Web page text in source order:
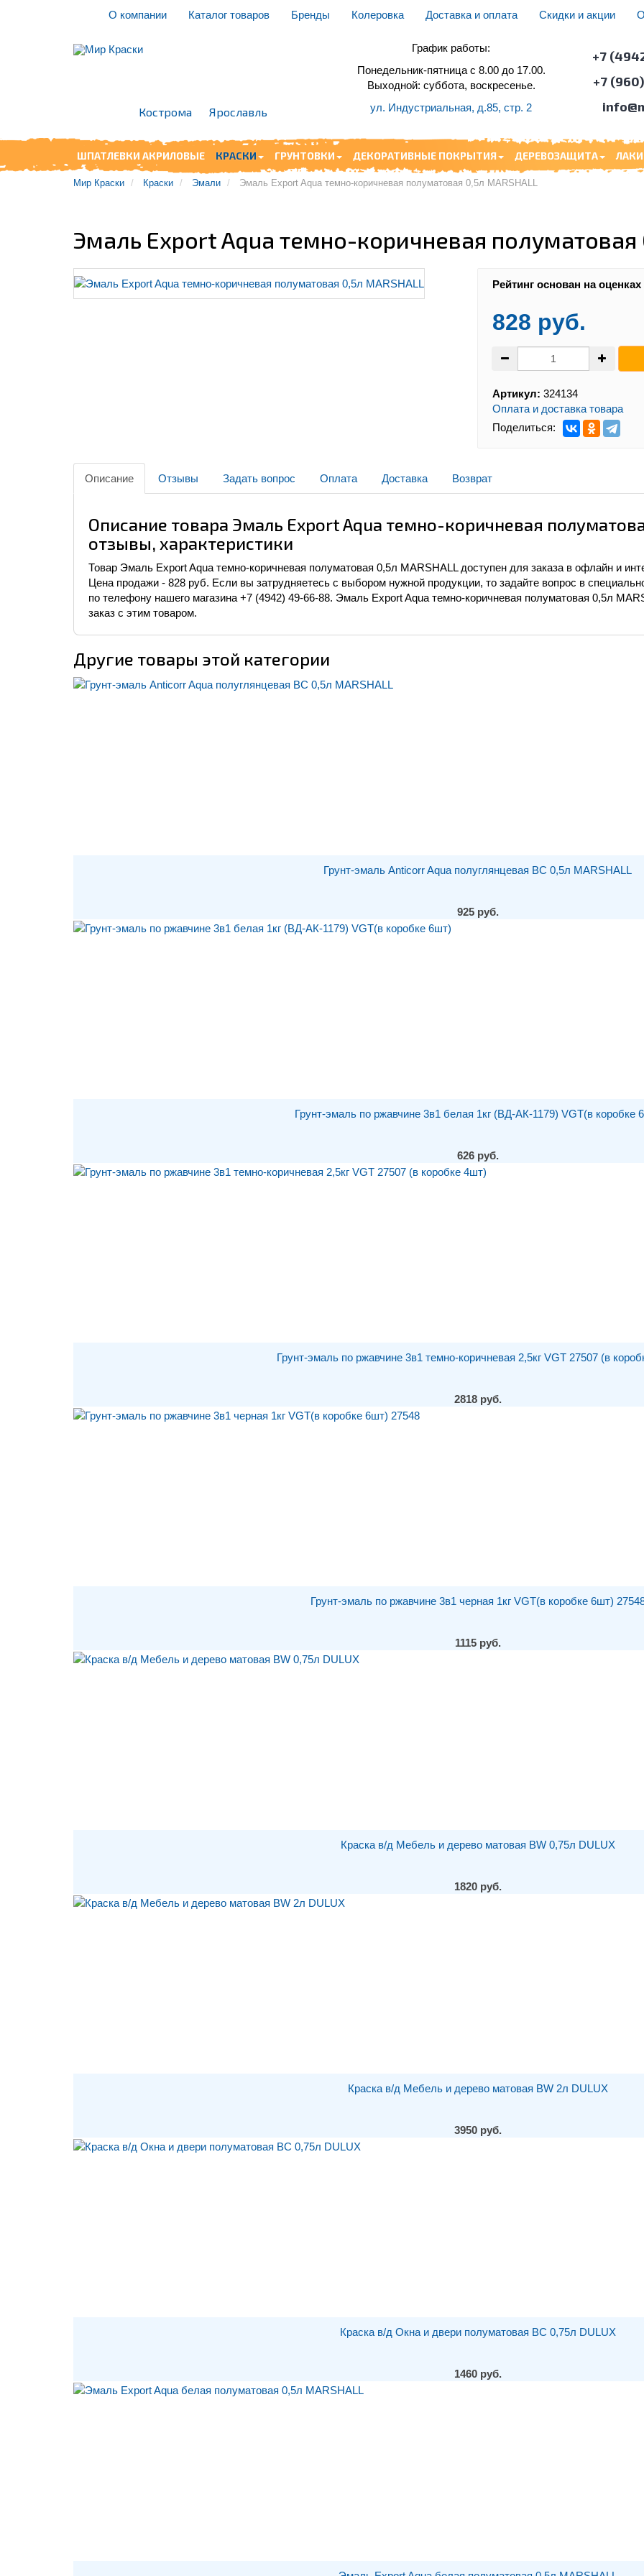
О компании Каталог товаров Бренды Колеровка Доставка и оплата Скидки и акции
Кострома Ярославль
График работы:
Понедельник-пятница с 8.00 до 17.00.
Выходной: суббота, воскресенье.
ул. Индустриальная, д.85, стр. 2
+7
+7
ШПАТЛЕВКИ АКРИЛОВЫЕ КРАСКИ ГРУНТОВКИ ДЕКОРАТИВНЫЕ ПОКРЫТИЯ ДЕРЕВОЗАЩИТА ЛАКИ
Мир Краски Краски Эмали Эмаль Export Aqua темно-коричневая полуматовая 0,5л MARSHALL
Эмаль Export Aqua темно-коричневая полуматовая
Рейтинг:
Рейтинг основан на
828 руб.
Артикул: 324134
Оплата и доставка товара
Поделиться:
Описание Отзывы Задать вопрос Оплата Доставка Возврат
Описание товара Эмаль Export Aqua темно-коричневая
отзывы, характеристики
Товар Эмаль Export Aqua темно-коричневая полуматовая 0,5л MARSHALL доступен для заказа в офлайн и
Цена продажи - 828 руб. Если вы затрудняетесь с выбором нужной продукции, то задайте вопрос в
по телефону нашего магазина +7 (4942) 49-66-88. Эмаль Export Aqua темно-коричневая полуматовая 0,5л
заказ с этим товаром.
Другие товары этой категории
Грунт-эмаль Anticorr Aqua полуглянцевая BC 0,5л MARSHALL
925 руб.
Грунт-эмаль по ржавчине 3в1 белая 1кг (ВД-АК-1179) VGT(в коробке
626 руб.
Грунт-эмаль по ржавчине 3в1 темно-коричневая 2,5кг VGT 27507 (в
2818 руб.
Грунт-эмаль по ржавчине 3в1 черная 1кг VGT(в коробке 6шт)
1115 руб.
Краска в/д Мебель и дерево матовая BW 0,75л DULUX
1820 руб.
Краска в/д Мебель и дерево матовая BW 2л DULUX
3950 руб.
Краска в/д Окна и двери полуматовая BC 0,75л DULUX
1460 руб.